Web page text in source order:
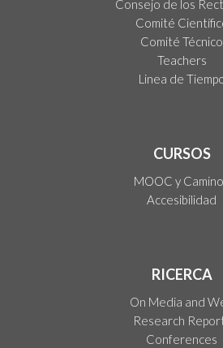
Consejo de los
Comité
Comité Técnico
Teachers
Linea de
CURSOS
MOOC y
Accesibilidad
RICERCA
On Media and
Research
Conferences